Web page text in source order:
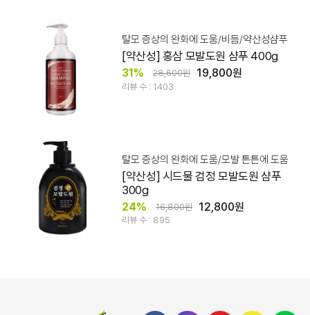
탈모 증상의 완화에 도움/비듬/약산성샴푸
[약산성] 홍삼 모발도원 샴푸 400g
31% 28,600원 19,800원
리뷰 수 : 1403
탈모 증상의 완화에 도움/모발 튼튼에 도움
[약산성] 시드물 검정 모발도원 샴푸
300g
24% 16,800원 12,800원
리뷰 수 : 895